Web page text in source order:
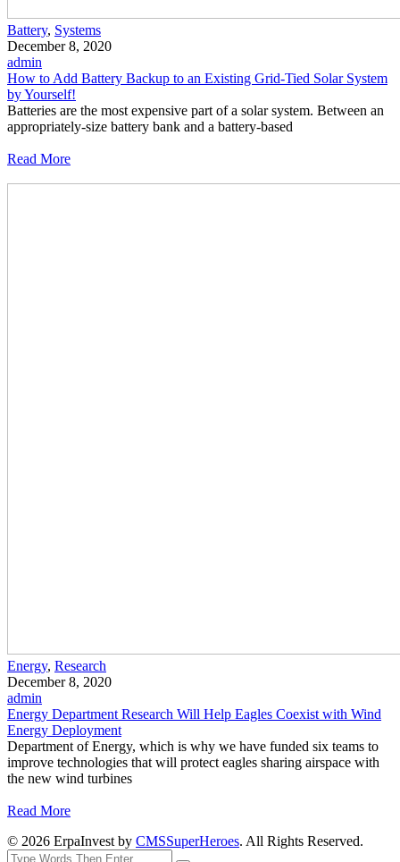
Battery, Systems
December 8, 2020
admin
How to Add Battery Backup to an Existing Grid-Tied Solar System
by Yourself!
Batteries are the most expensive part of a solar system. Between an
appropriately-size battery bank and a battery-based
Read More
Energy, Research
December 8, 2020
admin
Energy Department Research Will Help Eagles Coexist with Wind
Energy Deployment
Department of Energy, which is why we have funded six teams to
improve technologies that will protect eagles sharing airspace with
the new wind turbines
Read More
© 2026 ErpaInvest by CMSSuperHeroes. All Rights Reserved.